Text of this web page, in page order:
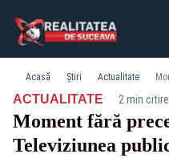
Acasă Știri Actualitate
ACTUALITATE· 2 min citire
Moment fără
Televiziunea